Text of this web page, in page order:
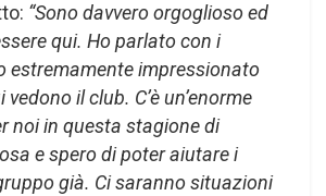
“Sono davvero orgoglioso ed
qui. Ho parlato con i
estremamente impressionato
il club. C’è un’enorme
noi in questa stagione di
e spero di poter aiutare i
già. Ci saranno situazioni